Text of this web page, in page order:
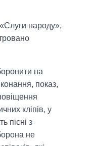
народу»,
на
показ,
кліпів, у
пісні з
не